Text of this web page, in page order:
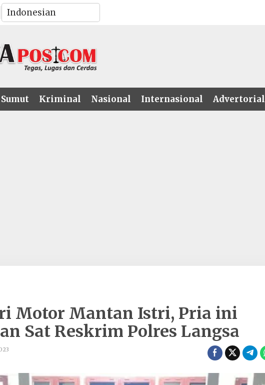
Sumut Kriminal Nasional Internasional Advertorial
Motor Mantan Istri, Pria ini
Sat Reskrim Polres Langsa